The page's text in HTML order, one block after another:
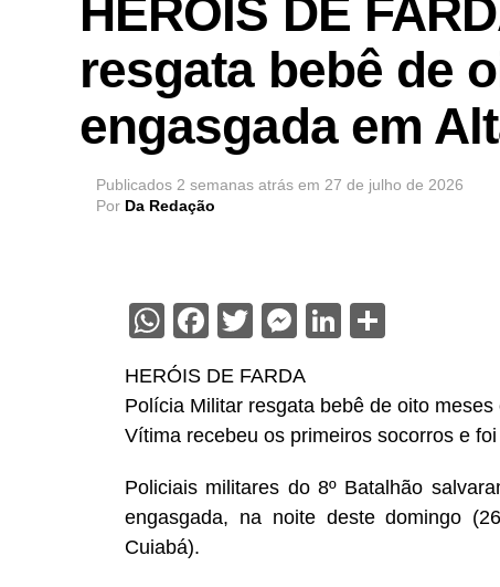
HERÓIS DE
resgata bebê de
engasgada em
Publicados 2 semanas atrás em 27 de julho de 2026
Por Da Redação
WhatsApp
Facebook
Twitter
Messenger
LinkedIn
HERÓIS DE FARDA
Polícia Militar resgata bebê de oito
Vítima recebeu os primeiros socorros e
Policiais militares do 8º Batalhão
engasgada, na noite deste domingo
Cuiabá).